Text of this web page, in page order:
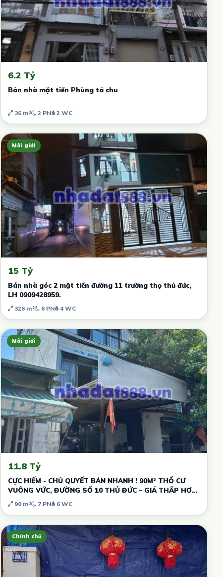
6.2 Tỷ
Bán nhà mặt tiền Phùng tá chu
36 m² 2 PN 2 WC
Môi giới
15 Tỷ
Bán nhà góc 2 mặt tiền đường 11 trường thọ thủ đức,
LH 0909428959.
326 m² 6 PN 4 WC
Môi giới
11.8 Tỷ
CỰC HIẾM - CHỦ QUYẾT BÁN NHANH ! 90M² THỔ CƯ
VUÔNG VỨC, ĐƯỜNG SỐ 10 THỦ ĐỨC – GIÁ THẤP HƠN
THỊ TRƯỜNG - DÒNG TIỀN SẴN
90 m² 7 PN 6 WC
Chính chủ